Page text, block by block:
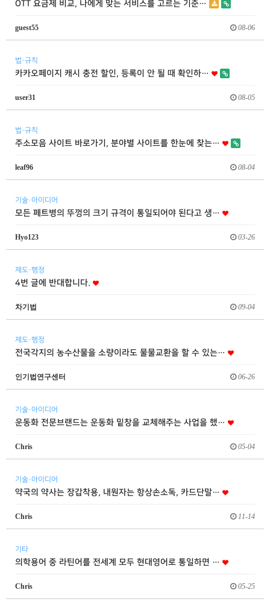
OTT 요금제 비교, 나에게 맞는 서비스를 고르는 기준…
guest55 08-06
법·규칙
카카오페이지 캐시 충전 할인, 등록이 안 될 때 확인하…
user31 08-05
법·규칙
주소모음 사이트 바로가기, 분야별 사이트를 한눈에 찾는…
leaf96 08-04
기술·아이디어
모든 페트병의 뚜껑의 크기 규격이 통일되어야 된다고 생…
Hyo123 03-26
제도·행정
4번 글에 반대합니다.
차기법 09-04
제도·행정
전국각지의 농수산물을 소량이라도 물물교환을 할 수 있는…
인기법연구센터 06-26
기술·아이디어
운동화 전문브랜드는 운동화 밑창을 교체해주는 사업을 했…
Chris 05-04
기술·아이디어
약국의 약사는 장갑착용, 내원자는 항상손소독, 카드단말…
Chris 11-14
기타
의학용어 중 라틴어를 전세계 모두 현대영어로 통일하면 …
Chris 05-25